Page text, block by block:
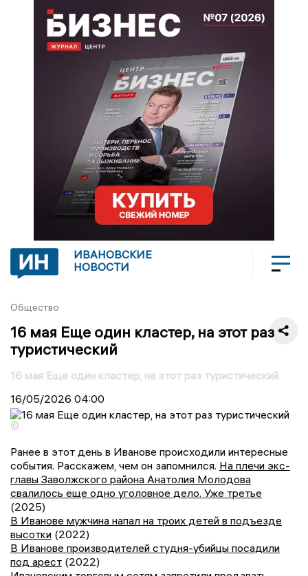
ИВАНОВСКИЕ
НОВОСТИ
Общество
16 мая Еще один кластер, на этот раз
туристический
16 мая Еще один кластер, на этот раз туристический
16/05/2026 04:00
©
Ранее в этот день в Иванове происходили интересные
события. Расскажем, чем он запомнился. На плечи экс-
главы Заволжского района Анатолия Молодова
свалилось еще одно уголовное дело. Уже третье
(2025)
В Иванове мужчина напал на троих детей в подъезде
высотки (2022)
В Иванове производителей студня-убийцы посадили
под арест (2022)